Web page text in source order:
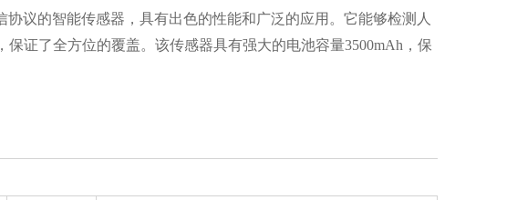
议的智能传感器，具有出色的性能和广泛的应用。它能够检测人
证了全方位的覆盖。该传感器具有强大的电池容量3500mAh，保